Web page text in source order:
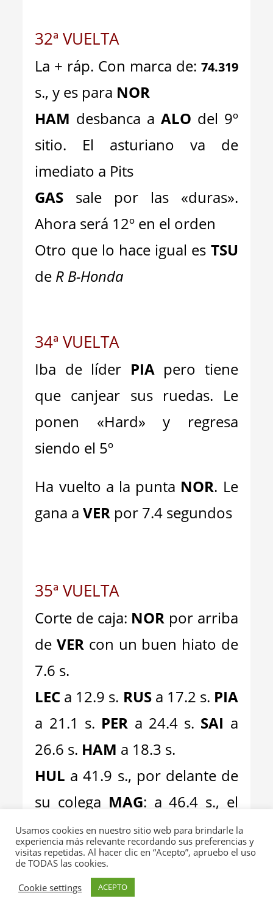
32ª VUELTA
La + ráp. Con marca de: 74.319
s., y es para NOR
HAM desbanca a ALO del 9º
sitio. El asturiano va de
imediato a Pits
GAS sale por las «duras».
Ahora será 12º en el orden
Otro que lo hace igual es TSU
de R B-Honda
34ª VUELTA
Iba de líder PIApero tiene
que canjear sus ruedas. Le
ponen «Hard» y regresa
siendo el 5º
Ha vuelto a la punta NOR. Le
gana aVER por 7.4 segundos
35ª VUELTA
Corte de caja: NOR por arriba
deVER con un buen hiato de
7.6 s.
LEC a 12.9 s. RUSa 17.2 s. PIA
a 21.1 s. PER a 24.4 s. SAI a
26.6 s. HAM a 18.3 s.
HUL a 41.9 s., por delante de
su colega MAG: a 46.4 s., el
danés es por ahora, el 10º
GIRO 36º
Usamos cookies en nuestro sitio web para brindarle la
experiencia más relevante recordando sus preferencias y
visitas repetidas. Al hacer clic en “Acepto”, apruebo el uso
de TODAS las cookies.
Cookie settings
ACEPTO